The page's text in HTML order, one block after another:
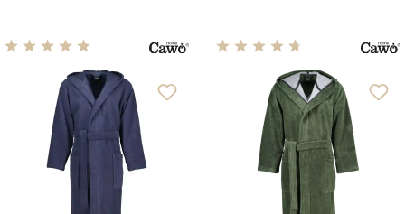
Durchschnittliche Bewertung von 5 von 5 Sternen
Durchschnittliche